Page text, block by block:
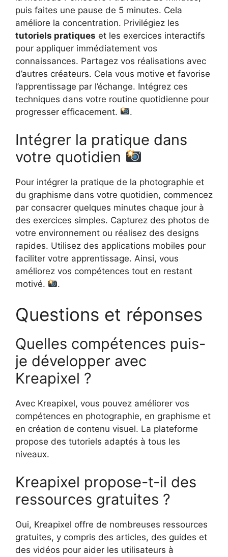
puis faites une pause de 5 minutes. Cela
améliore la concentration. Privilégiez les
tutoriels pratiques et les exercices interactifs
pour appliquer immédiatement vos
connaissances. Partagez vos réalisations avec
d’autres créateurs. Cela vous motive et favorise
l’apprentissage par l’échange. Intégrez ces
techniques dans votre routine quotidienne pour
progresser efficacement.
.
Intégrer la pratique dans
votre quotidien
Pour intégrer la pratique de la photographie et
du graphisme dans votre quotidien, commencez
par consacrer quelques minutes chaque jour à
des exercices simples. Capturez des photos de
votre environnement ou réalisez des designs
rapides. Utilisez des applications mobiles pour
faciliter votre apprentissage. Ainsi, vous
améliorez vos compétences tout en restant
motivé.
.
Questions et réponses
Quelles compétences puis-
je développer avec
Kreapixel ?
Avec Kreapixel, vous pouvez améliorer vos
compétences en photographie, en graphisme et
en création de contenu visuel. La plateforme
propose des tutoriels adaptés à tous les
niveaux.
Kreapixel propose-t-il des
ressources gratuites ?
Oui, Kreapixel offre de nombreuses ressources
gratuites, y compris des articles, des guides et
des vidéos pour aider les utilisateurs à